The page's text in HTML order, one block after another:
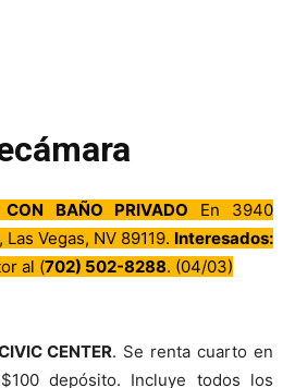
BAÑO PRIVADO En 3940
Vegas, NV 89119. Interesados:
al (702) 502-8288. (04/03)
CENTER. Se renta cuarto en
depósito. Incluye todos los